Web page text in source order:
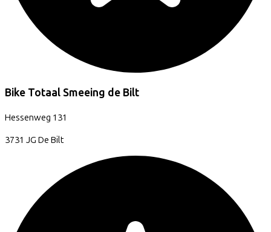
Bike Totaal Smeeing de Bilt
Hessenweg 131
3731 JG De Bilt